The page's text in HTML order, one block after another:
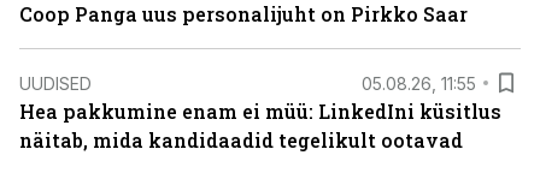
Coop Panga uus personalijuht on Pirkko Saar
UUDISED 05.08.26, 11:55
Hea pakkumine enam ei müü: LinkedIni küsitlus
näitab, mida kandidaadid tegelikult ootavad